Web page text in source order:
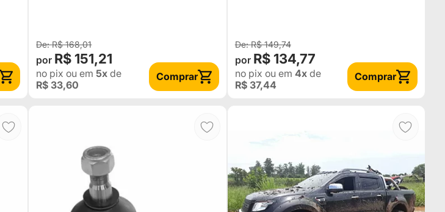
R$ 168,01
R$ 151,21
no pix ou em5x de
R$ 33,60
Comprar
R$ 149,74
R$ 134,77
no pix ou em 4xde
R$ 37,44
Comprar